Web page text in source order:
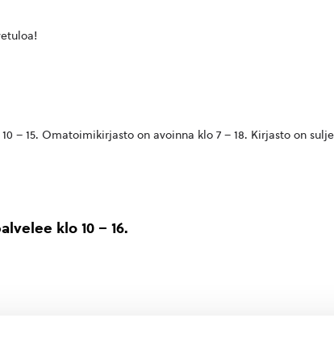
– 15. Omatoimikirjasto on avoinna klo 7 – 18. Kirjasto on
klo 10 – 16.